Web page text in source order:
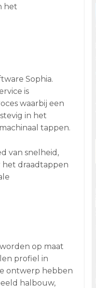
het
Sophia.
is
waarbij een
in het
tappen.
van snelheid,
het draadtappen
op maat
profiel in
ontwerp hebben
halbouw,